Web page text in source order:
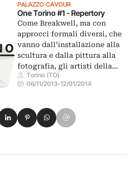
PALAZZO CAVOUR
One Torino #1 - Repertory
Come Breakwell, ma con
approcci formali diversi, che
vanno dall’installazione alla
scultura e dalla pittura alla
fotografia, gli artisti della…
Torino (TO)
06/11/2013–12/01/2014
Facebook
su Xsu LinkedIn
Condividi su Pinterest
Condividi su WhatsApp
Condividi su Email